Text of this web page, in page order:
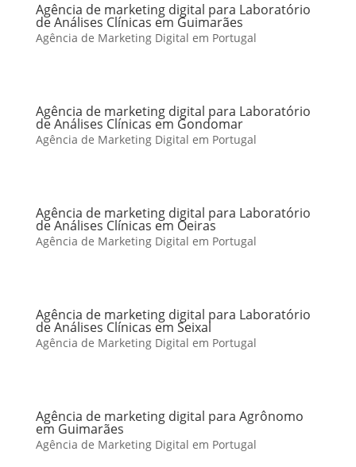
Agência de marketing digital para Laboratório
de Análises Clínicas em Guimarães
Agência de Marketing Digital em Portugal
Agência de marketing digital para Laboratório
de Análises Clínicas em Gondomar
Agência de Marketing Digital em Portugal
Agência de marketing digital para Laboratório
de Análises Clínicas em Oeiras
Agência de Marketing Digital em Portugal
Agência de marketing digital para Laboratório
de Análises Clínicas em Seixal
Agência de Marketing Digital em Portugal
Agência de marketing digital para Agrônomo
em Guimarães
Agência de Marketing Digital em Portugal